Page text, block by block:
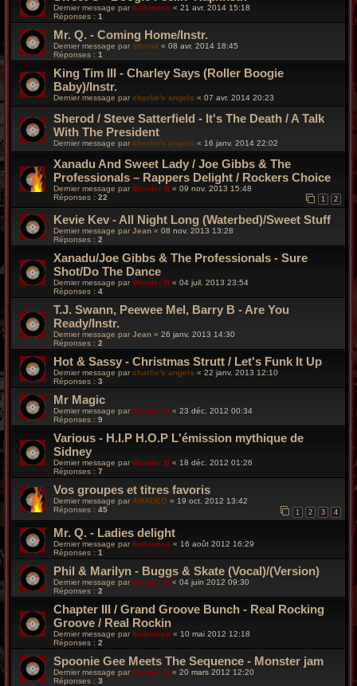
Dernier message parfunkiness « 21 avr. 2014 15:18
Réponses : 1
Mr. Q. - Coming Home/Instr.
Dernier message par titisoul « 08 avr. 2014 18:45
Réponses : 1
King Tim III - Charley Says (Roller Boogie
Baby)/Instr.
Dernier message par charlie's angels « 07 avr. 2014 20:23
Sherod / Steve Satterfield - It's The Death / A Talk
With The President
Dernier message par charlie's angels « 16 janv. 2014 22:02
Xanadu And Sweet Lady / Joe Gibbs & The
Professionals – Rappers Delight / Rockers Choice
Dernier message par Wonder B « 09 nov. 2013 15:48
Réponses : 22 1 2
Kevie Kev - All Night Long (Waterbed)/Sweet Stuff
Dernier message par Jean « 08 nov. 2013 13:28
Réponses : 2
Xanadu/Joe Gibbs & The Professionals - Sure
Shot/Do The Dance
Dernier message par Wonder B « 04 juil. 2013 23:54
Réponses : 4
T.J. Swann, Peewee Mel, Barry B - Are You
Ready/Instr.
Dernier message par Jean « 26 janv. 2013 14:30
Réponses : 2
Hot & Sassy - Christmas Strutt / Let's Funk It Up
Dernier message parcharlie's angels « 22 janv. 2013 12:10
Réponses : 3
Mr Magic
Dernier message par Wonder B « 23 déc. 2012 00:34
Réponses : 9
Various - H.I.P H.O.P L'émission mythique de
Sidney
Dernier message par Wonder B « 18 déc. 2012 01:26
Réponses : 7
Vos groupes et titres favoris
Dernier message par AMADEO « 19 oct. 2012 13:42
Réponses : 45 1 2 3 4
Mr. Q. - Ladies delight
Dernier message parfunkiness « 16 août 2012 16:29
Réponses : 1
Phil & Marilyn - Buggs & Skate (Vocal)/(Version)
Dernier message par Wonder B « 04 juin 2012 09:30
Réponses : 2
Chapter III / Grand Groove Bunch - Real Rocking
Groove / Real Rockin
Dernier message par funkiness « 10 mai 2012 12:18
Réponses : 2
Spoonie Gee Meets The Sequence - Monster jam
Dernier message par Wonder B « 20 mars 2012 12:20
Réponses : 3